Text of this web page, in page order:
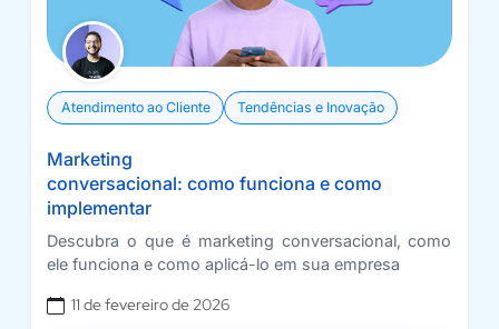
Atendimento ao Cliente Tendências e Inovação
Marketing
conversacional: como funciona e como
implementar
Descubra o que é marketing conversacional, como
ele funciona e como aplicá-lo em sua empresa
11 de fevereiro de 2026